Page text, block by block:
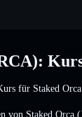
für Staked
von Staked Orca